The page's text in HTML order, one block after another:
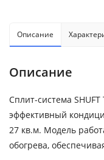
Описание
Описание
Сплит-система
эффективный
27 кв.м. Модель
обогрева,